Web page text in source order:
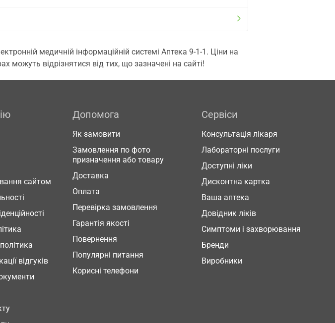
медичній інформаційній системі Аптека 9-1-1. Ціни на
можуть відрізнятися від тих, що зазначені на сайті!
сайтом
відгуків
Допомога
Як замовити
Замовлення по фото
призначення або товару
Доставка
Оплата
Перевірка замовлення
Гарантія якості
Повернення
Популярні питання
Корисні телефони
Сервіси
Консультація лікаря
Лабораторні послуги
Доступні ліки
Дисконтна картка
Ваша аптека
Довідник ліків
Симптоми і захворювання
Бренди
Виробники